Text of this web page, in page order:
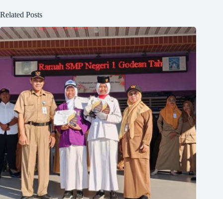
Related Posts